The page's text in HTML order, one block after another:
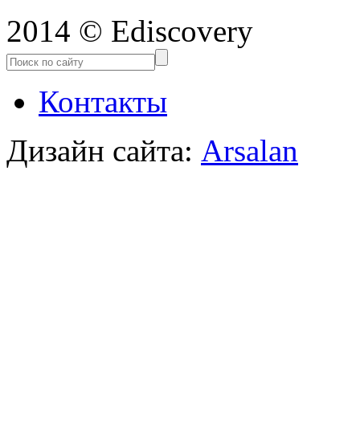
2014 © Ediscovery
Контакты
Дизайн сайта: Arsalan